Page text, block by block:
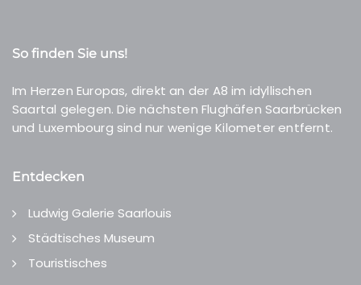
So finden Sie uns!
Im Herzen Europas, direkt an der A8 im idyllischen
Saartal gelegen. Die nächsten Flughäfen Saarbrücken
und Luxembourg sind nur wenige Kilometer entfernt.
Entdecken
Ludwig Galerie Saarlouis
Städtisches Museum
Touristisches